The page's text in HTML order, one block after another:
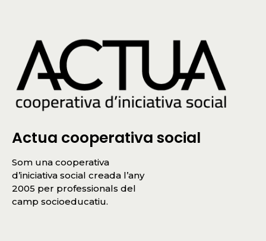
Actua cooperativa social
Som una cooperativa
d’iniciativa social creada l’any
2005 per professionals del
camp socioeducatiu.